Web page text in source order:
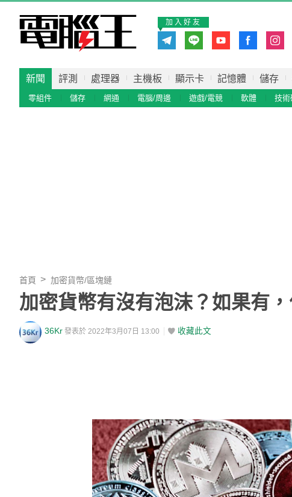
加入好友
新聞 評測 處理器 主機板 顯示卡 記憶體 儲存
零組件 儲存 網通 電腦/周邊 遊戲/電競 軟體 技術
首頁 加密貨幣/區塊鏈
加密貨幣有沒有泡沫？如果有
36Kr 發表於 2022年3月07日 13:00 收藏此文